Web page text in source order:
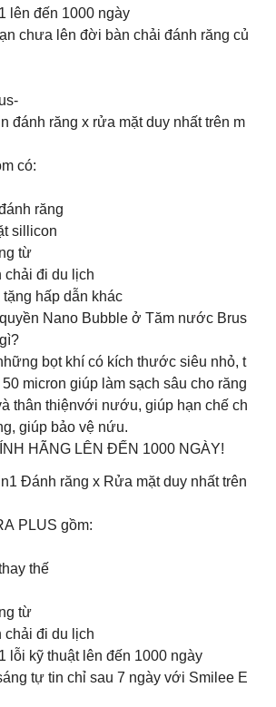
lên đến 1000 ngày
chưa lên đời bàn chải đánh răng củ
đánh răng x rửa mặt duy nhất trên m
có:
răng
sillicon
từ
chải đi du lịch
hấp dẫn khác
Nano Bubble ở Tăm nước Brus
bọt khí có kích thước siêu nhỏ, t
micron giúp làm sạch sâu cho răng
thân thiệnvới nướu, giúp hạn chế ch
giúp bảo vệ nứu.
HÃNG LÊN ĐẾN 1000 NGÀY!
Đánh răng x Rửa mặt duy nhất trên
PLUS gồm:
thế
từ
chải đi du lịch
lỗi kỹ thuật lên đến 1000 ngày
tự tin chỉ sau 7 ngày với Smilee E